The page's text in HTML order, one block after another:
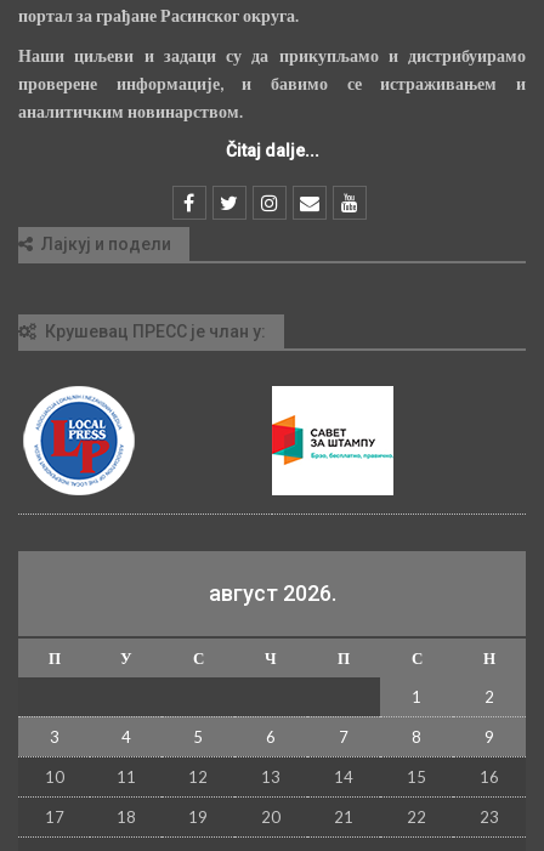
портал за грађане Расинског округа.
Наши циљеви и задаци су да прикупљамо и дистрибуирамо
проверене информације, и бавимо се истраживањем и
аналитичким новинарством.
Čitaj dalje...
Лајкуј и подели
Крушевац ПРЕСС је члан у:
август 2026.
П У С Ч П С
Н
1
2
3 4 5 6 7 8 9
10 11 12 13 14 15 16
17 18 19 20 21 22 23